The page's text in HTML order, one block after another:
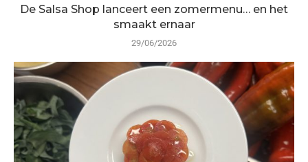
De Salsa Shop lanceert een zomermenu… en het
smaakt ernaar
29/06/2026